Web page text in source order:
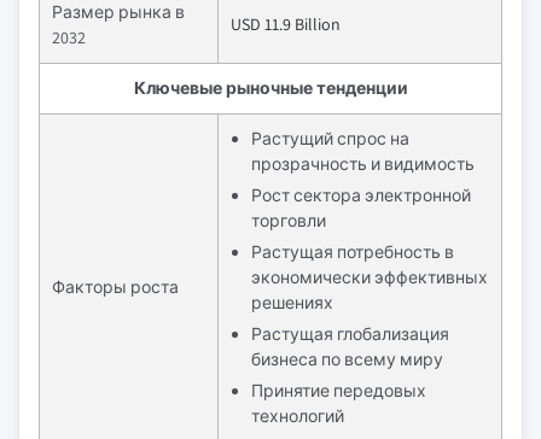
Размер рынка в
2032
USD 11.9 Billion
Ключевые рыночные тенденции
Факторы роста
Растущий спрос на
прозрачность и видимость
Рост сектора электронной
торговли
Растущая потребность в
экономически эффективных
решениях
Растущая глобализация
бизнеса по всему миру
Принятие передовых
технологий